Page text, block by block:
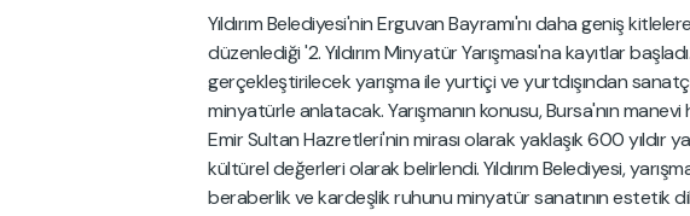
Yıldırım Belediyesi'nin Erguvan Bayramı'nı daha geniş
düzenlediği '2. Yıldırım Minyatür Yarışması'na kayıtlar
gerçekleştirilecek yarışma ile yurtiçi ve yurtdışından
minyatürle anlatacak. Yarışmanın konusu, Bursa'nın
Emir Sultan Hazretleri'nin mirası olarak yaklaşık 600 yıldır
kültürel değerleri olarak belirlendi. Yıldırım Belediyesi,
beraberlik ve kardeşlik ruhunu minyatür sanatının estetik